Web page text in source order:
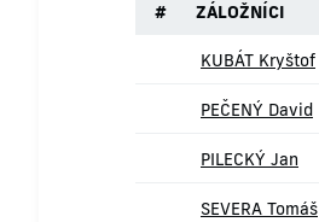
# ZÁLOŽNÍCI
KUBÁT Kryštof
PEČENÝ David
PILECKÝ Jan
SEVERA Tomáš